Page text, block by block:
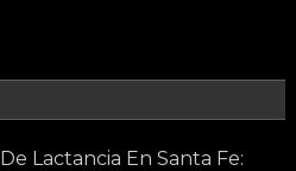
Lactancia En Santa Fe: